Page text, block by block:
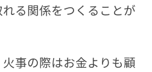
る関係をつくることが
事の際はお金よりも顧